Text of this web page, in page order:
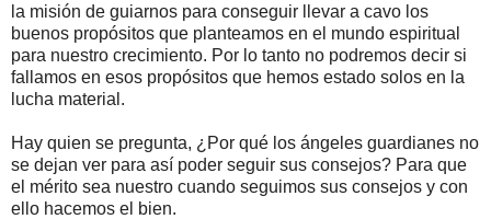
la misión de guiarnos para conseguir llevar a cavo los
buenos propósitos que planteamos en el mundo espiritual
para nuestro crecimiento. Por lo tanto no podremos decir si
fallamos en esos propósitos que hemos estado solos en la
lucha material.
Hay quien se pregunta, ¿Por qué los ángeles guardianes no
se dejan ver para así poder seguir sus consejos? Para que
el mérito sea nuestro cuando seguimos sus consejos y con
ello hacemos el bien.